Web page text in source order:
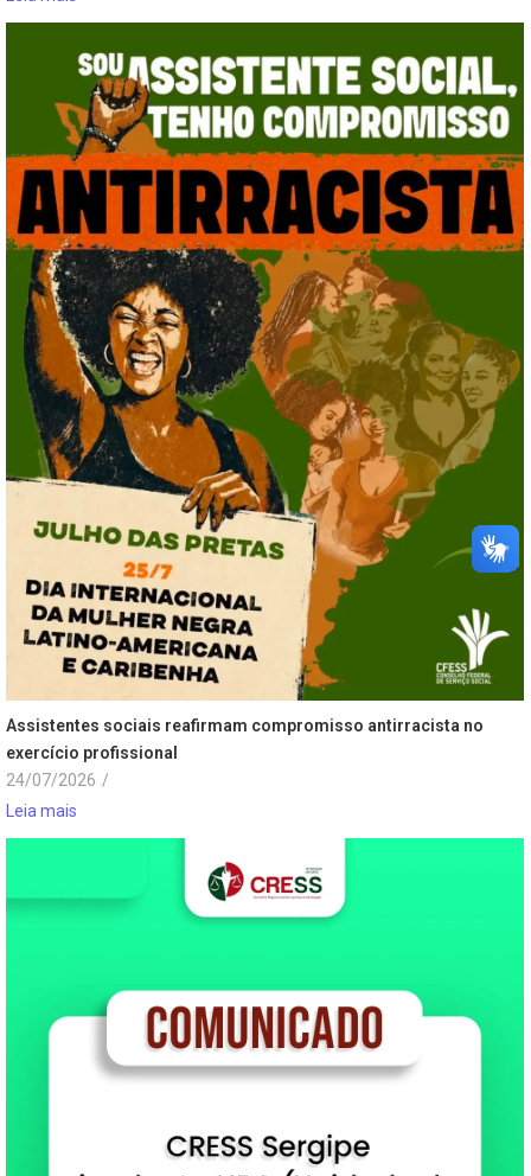
Assistentes sociais reafirmam compromisso antirracista no
exercício profissional
24/07/2026 /
Leia mais